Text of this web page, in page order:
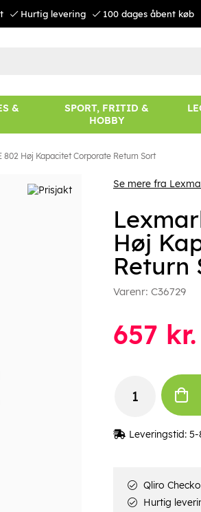
Hurtig levering 100 dages åbent køb
&
SPORT, FRITID &
HOBBY
802 Høj Kapacitet Corporate Return Sort
Se mere fra
Høj
Return
Varenr: C36729
657 kr.
Leveringstid: 5-
Qliro
Hurtig